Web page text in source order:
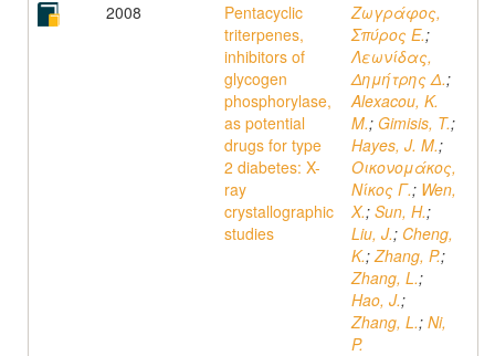
2008
Pentacyclic
triterpenes,
inhibitors of
glycogen
phosphorylase,
as potential
drugs for type
2 diabetes: X-
ray
crystallographic
studies
Ζωγράφος,
Σπύρος Ε.;
Λεωνίδας,
Δημήτρης Δ.;
Alexacou, K.
M.; Gimisis, T.;
Hayes, J. M.;
Οικονομάκος,
Νίκος Γ.; Wen,
X.; Sun, H.;
Liu, J.; Cheng,
K.;Zhang, P.;
Zhang, L.;
Hao, J.;
Zhang, L.; Ni,
P.